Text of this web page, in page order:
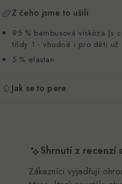
Z čeho jsme to ušili
95 % bambusová viskóza (s
třídy 1 - vhodné i pro děti už
5 % elastan
Jak se to pere
Shrnutí z recenzí
Zákazníci vyjadřují